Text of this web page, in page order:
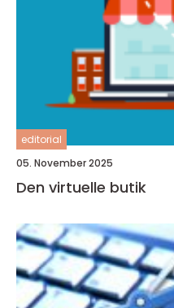
editorial
05. November 2025
Den virtuelle butik